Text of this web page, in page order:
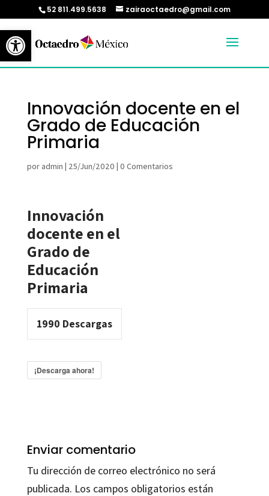
Abrir barra de herramientas
52 811.499.5638 zairaoctaedro@gmail.com
Innovación docente en el
Grado de Educación
Primaria
por admin | 25/Jun/2020 | 0 Comentarios
Innovación
docente en el
Grado de
Educación
Primaria
1990 Descargas
¡Descarga ahora!
Enviar comentario
Tu dirección de correo electrónico no será
publicada. Los campos obligatorios están